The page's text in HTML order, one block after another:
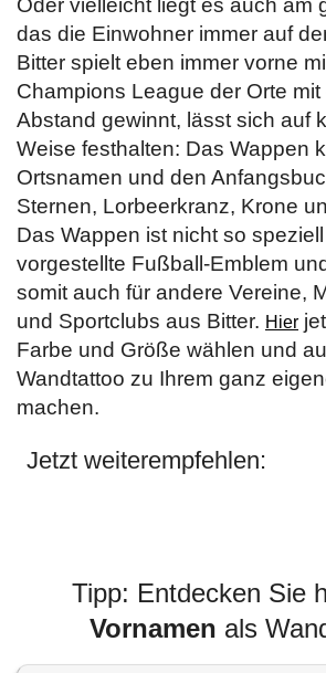
Oder vielleicht liegt es auch am
das die Einwohner immer auf
Bitter spielt eben immer vorne
Champions League der Orte
Abstand gewinnt, lässt sich auf
Weise festhalten: Das Wappen
Ortsnamen und den
Sternen, Lorbeerkranz, Krone
Das Wappen ist nicht so
vorgestellte Fußball-Emblem
somit auch für andere Vereine,
und Sportclubs aus Bitter. Hier
Farbe und Größe wählen und
Wandtattoo zu Ihrem ganz
machen.
Jetzt weiterempfehlen:
Tipp: Entdecken Sie
Vornamen als